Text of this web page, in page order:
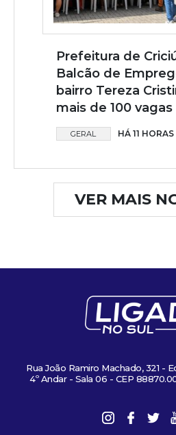
Prefeitura de
Balcão de
bairro Tereza
mais de 100 vagas
GERAL HÁ 11 HORAS
VER MAIS
Rua João Ramiro Machado, 321 -
4º Andar - Sala 06 - CEP